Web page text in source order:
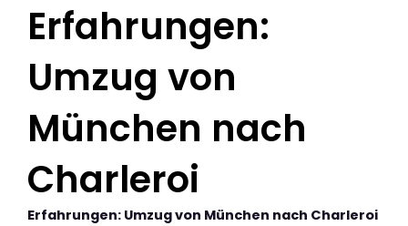
Erfahrungen:
Umzug von
München nach
Charleroi
Erfahrungen: Umzug von München nach Charleroi